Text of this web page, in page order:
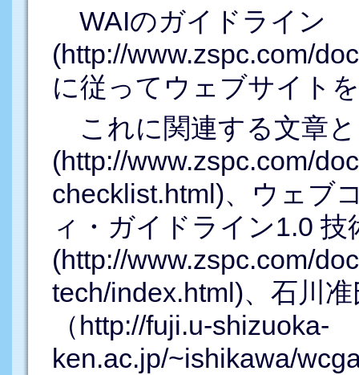
WAIのガイドライン
(http://www.zspc.com/
に従ってウェブサイト
これに関連する文章
(http://www.zspc.com/
checklist.html)、ウェブ
ィ・ガイドライン1.0 技
(http://www.zspc.com/
tech/index.html)、石川
（http://fuji.u-shizuoka-
ken.ac.jp/~ishikawa/